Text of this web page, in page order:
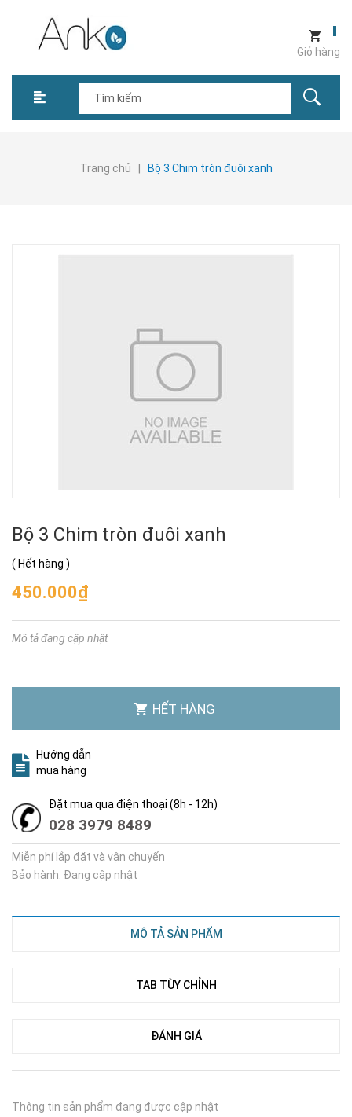
Giỏ hàng
Trang chủ Bộ 3 Chim tròn đuôi xanh
Bộ 3 Chim tròn đuôi xanh
( Hết hàng )
450.000₫
Mô tả đang cập nhật
HẾT HÀNG
Hướng dẫn
mua hàng
Đặt mua qua điện thoại (8h - 12h)
028 3979 8489
Miễn phí lắp đặt và vận chuyển
Bảo hành: Đang cập nhật
MÔ TẢ SẢN PHẨM
TAB TÙY CHỈNH
ĐÁNH GIÁ
Thông tin sản phẩm đang được cập nhật